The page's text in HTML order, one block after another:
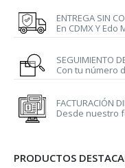
ENTREGA SIN
En CDMX Y Edo
SEGUIMIENTO
Con tu número
FACTURACIÓN
Desde nuestro
PRODUCTOS